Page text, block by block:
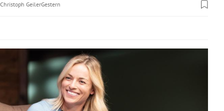
Untermenü
Untermenü
Christoph GeilerGestern